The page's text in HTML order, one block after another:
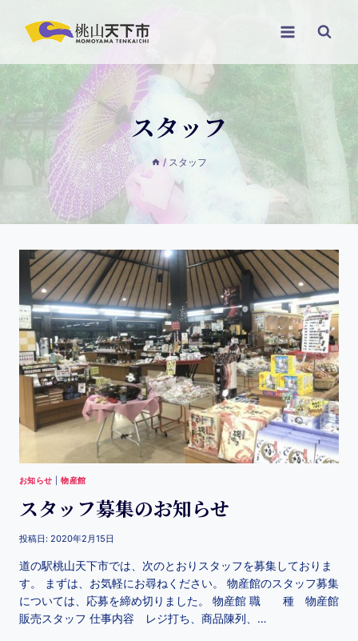
スタッフ
/ スタッフ
お知らせ |物産館
スタッフ募集のお知らせ
投稿日: 2020年2月15日
道の駅桃山天下市では、次のとおりスタッフを募集しておりま
す。 まずは、お気軽にお尋ねください。 物産館のスタッフ募集
については、応募を締め切りました。 物産館 職 種 物産館
販売スタッフ 仕事内容 レジ打ち、商品陳列、…